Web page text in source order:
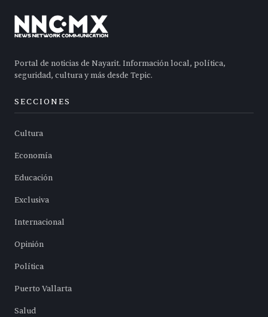
Portal de noticias de Nayarit. Información local, política,
seguridad, cultura y más desde Tepic.
SECCIONES
Cultura
Economía
Educación
Exclusiva
Internacional
Opinión
Política
Puerto Vallarta
Salud